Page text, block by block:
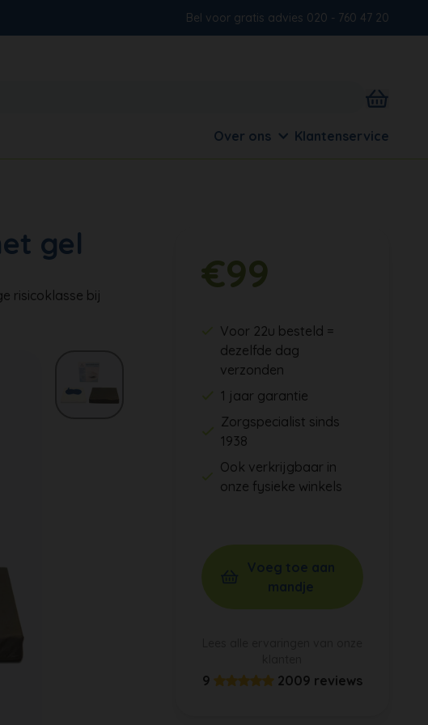
Bel voor gratis advies 020 - 760 47 20
Over ons Klantenservice
gel
risicoklasse bij
€99
Voor 22u besteld =
dezelfde dag
verzonden
1 jaar garantie
Zorgspecialist sinds
1938
Ook verkrijgbaar in
onze fysieke winkels
9 2009 reviews